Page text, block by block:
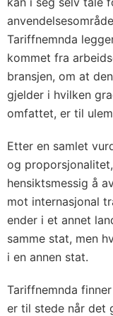
Tariffnemnda
kommet fra
bransjen, om at
gjelder i hvilken
omfattet, er til
Etter en samlet
og
hensiktsmessig å
mot internasjonal
ender i et annet
samme stat, men
i en annen stat.
Tariffnemnda
er til stede når det